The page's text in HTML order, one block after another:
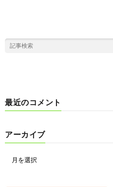
最近のコメント
アーカイブ